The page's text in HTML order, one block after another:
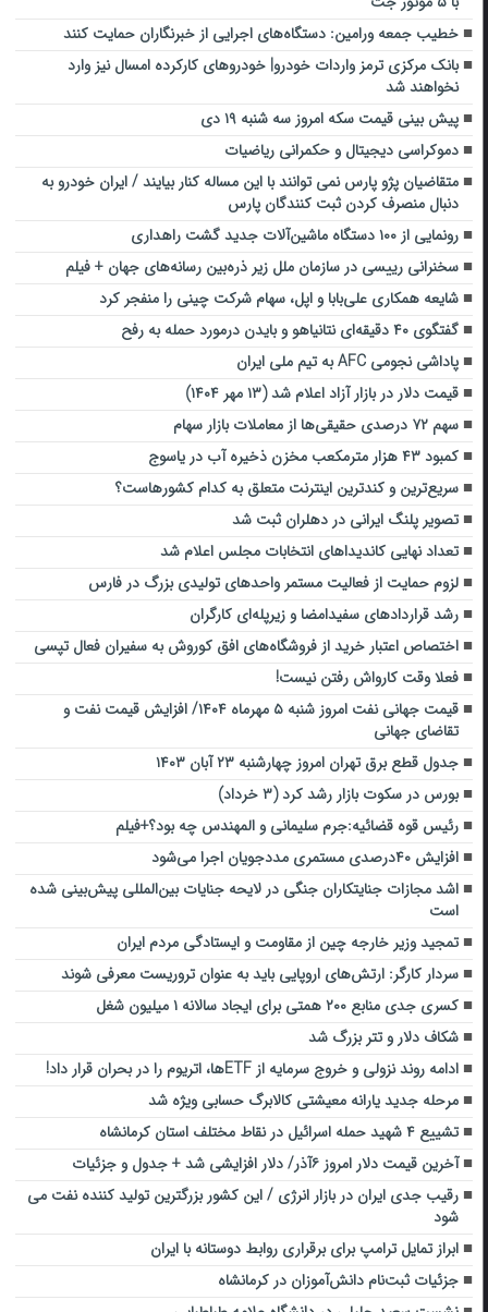
خطیب جمعه ورامین: دستگاه‌های اجرایی از خبرنگاران حمایت کنند
بانک مرکزی ترمز واردات خودرو| خودروهای کارکرده امسال نیز وارد
نخواهند شد
پیش بینی قیمت سکه امروز سه شنبه ۱۹ دی
دموکراسی دیجیتال و حکمرانی ریاضیات
متقاضیان پژو پارس نمی توانند با این مساله کنار بیایند / ایران خودرو به
دنبال منصرف کردن ثبت کنندگان پارس
رونمایی از ۱۰۰ دستگاه ماشین‌‎آلات جدید گشت راهداری
سخنرانی رییسی در سازمان ملل زیر ذره‌بین رسانه‌های جهان + فیلم
شایعه همکاری علی‌بابا و اپل، سهام شرکت چینی را منفجر کرد
گفتگوی ۴۰ دقیقه‌ای نتانیاهو و بایدن درمورد حمله به رفح
پاداشی نجومی AFC به تیم ملی ایران
قیمت دلار در بازار آزاد اعلام شد (۱۳ مهر ۱۴۰۴)
سهم ۷۲ درصدی حقیقی‌ها از معاملات بازار سهام
کمبود ۴۳ هزار مترمکعب مخزن ذخیره آب در یاسوج
سریع‌ترین و کندترین اینترنت متعلق به کدام کشورهاست؟
تصویر پلنگ ایرانی در دهلران ثبت شد
تعداد نهایی کاندیداهای انتخابات مجلس اعلام شد
لزوم حمایت از فعالیت مستمر واحد‌های تولیدی بزرگ در فارس
رشد قراردادهای سفیدامضا و زیرپله‌ای کارگران
اختصاص اعتبار خرید از فروشگاه‌های افق کوروش به سفیران فعال تپسی
فعلا وقت کارواش رفتن نیست!
قیمت جهانی نفت امروز شنبه ۵ مهرماه ۱۴۰۴/ افزایش قیمت نفت و
تقاضای جهانی
جدول قطع برق تهران امروز چهارشنبه ۲۳ آبان ۱۴۰۳
بورس در سکوت بازار رشد کرد (۳ خرداد)
رئیس قوه قضائیه:جرم سلیمانی و المهندس چه بود؟+فیلم
افزایش ۴۰درصدی مستمری مددجویان اجرا می‌شود
اشد مجازات جنایتکاران جنگی در لایحه جنایات بین‌المللی پیش‌بینی شده
است
تمجید وزیر خارجه چین از مقاومت و ایستادگی مردم ایران
سردار کارگر: ارتش‌های اروپایی باید به عنوان تروریست معرفی شوند
کسری جدی منابع ۲۰۰ همتی برای ایجاد سالانه ۱ میلیون شغل
شکاف دلار و تتر بزرگ شد
ادامه روند نزولی و خروج سرمایه از ETFها، اتریوم را در بحران قرار داد!
مرحله جدید یارانه معیشتی کالابرگ حسابی ویژه شد
تشییع ۴ شهید حمله اسرائیل در نقاط مختلف استان کرمانشاه
آخرین قیمت دلار امروز ۶آذر/ دلار افزایشی شد + جدول و جزئیات
رقیب جدی ایران در بازار انرژی / این کشور بزرگترین تولید کننده نفت می
شود
ابراز تمایل ترامپ برای برقراری روابط دوستانه با ایران
جزئیات ثبت‌نام دانش‌آموزان در کرمانشاه